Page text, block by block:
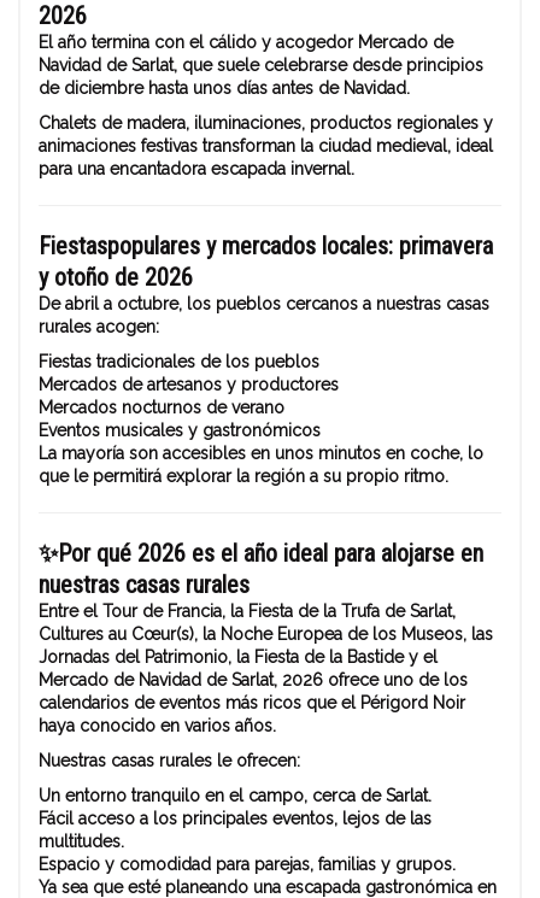
2026
El año termina con el cálido y acogedor Mercado de
Navidad de Sarlat, que suele celebrarse desde principios
de diciembre hasta unos días antes de Navidad.
Chalets de madera, iluminaciones, productos regionales y
animaciones festivas transforman la ciudad medieval, ideal
para una encantadora escapada invernal.
Fiestaspopulares y mercados locales: primavera
y otoño de 2026
De abril a octubre, los pueblos cercanos a nuestras casas
rurales acogen:
Fiestas tradicionales de los pueblos
Mercados de artesanos y productores
Mercados nocturnos de verano
Eventos musicales y gastronómicos
La mayoría son accesibles en unos minutos en coche, lo
que le permitirá explorar la región a su propio ritmo.
✨Por qué 2026 es el año ideal para alojarse en
nuestras casas rurales
Entre el Tour de Francia, la Fiesta de la Trufa de Sarlat,
Cultures au Cœur(s), la Noche Europea de los Museos, las
Jornadas del Patrimonio, la Fiesta de la Bastide y el
Mercado de Navidad de Sarlat, 2026 ofrece uno de los
calendarios de eventos más ricos que el Périgord Noir
haya conocido en varios años.
Nuestras casas rurales le ofrecen:
Un entorno tranquilo en el campo, cerca de Sarlat.
Fácil acceso a los principales eventos, lejos de las
multitudes.
Espacio y comodidad para parejas, familias y grupos.
Ya sea que esté planeando una escapada gastronómica en